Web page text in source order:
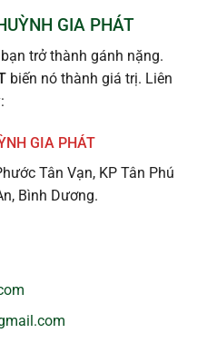
GIA PHÁT
trở thành gánh nặng.
biến nó thành giá trị. Liên
GIA PHÁT
Tân Vạn, KP Tân Phú
Bình Dương.